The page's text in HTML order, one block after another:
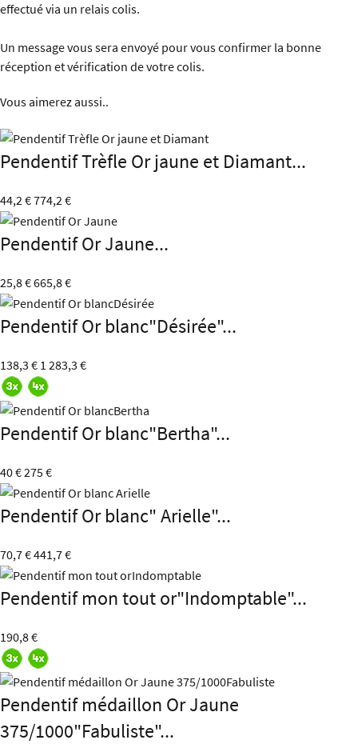
effectué via un relais colis.
Un message vous sera envoyé pour vous confirmer la bonne
réception et vérification de votre colis.
Vous aimerez aussi..
Pendentif Trèfle Or jaune et Diamant...
44,2 €774,2 €
Pendentif Or Jaune...
25,8 €665,8 €
Pendentif Or blanc"Désirée"...
138,3 € 1 283,3 €
Pendentif Or blanc"Bertha"...
40 €275 €
Pendentif Or blanc" Arielle"...
70,7 €441,7 €
Pendentif mon tout or"Indomptable"...
190,8 €
Pendentif médaillon Or Jaune
375/1000"Fabuliste"...